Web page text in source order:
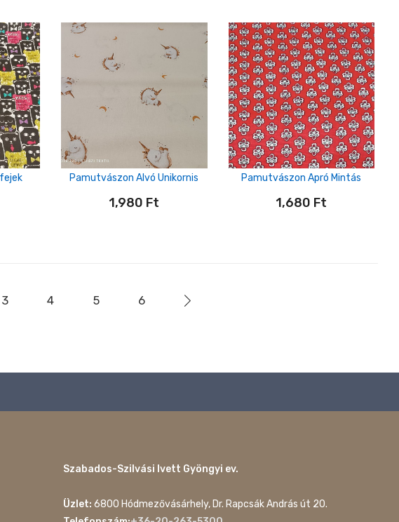
Pamutvászon Alvó Unikornis
1,980 Ft
Pamutvászon Apró Mintás
1,680 Ft
3 4 5 6
Szabados-Szilvási Ivett Gyöngyi ev.
Üzlet: 6800 Hódmezővásárhely, Dr. Rapcsák András út 20.